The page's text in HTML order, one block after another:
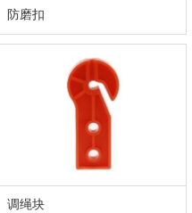
防磨扣
调绳块